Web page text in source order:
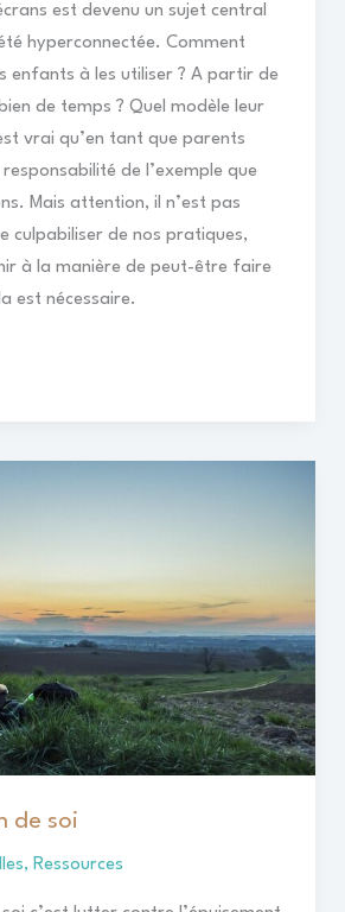
est devenu un sujet central
hyperconnectée. Comment
enfants à les utiliser ? A partir de
de temps ? Quel modèle leur
vrai qu’en tant que parents
de l’exemple que
Mais attention, il n’est pas
culpabiliser de nos pratiques,
à la manière de peut-être faire
est nécessaire.
de soi
, Ressources